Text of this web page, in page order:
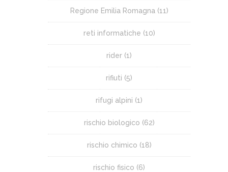
Regione Emilia Romagna (11)
reti informatiche (10)
rider (1)
rifiuti (5)
rifugi alpini (1)
rischio biologico (62)
rischio chimico (18)
rischio fisico (6)